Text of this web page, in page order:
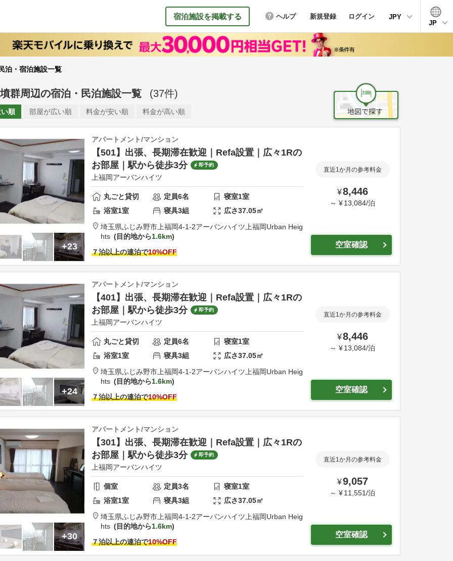
宿泊施設を掲載する ヘルプ 新規登録 ログイン
JPY
JP
泊・宿泊施設一覧
群周辺の宿泊・民泊施設一覧 (37件)
順 部屋が広い順 料金が安い順 料金が高い順
+23
アパートメント/マンション
【501】出張、長期滞在歓迎｜Refa設置｜広々1Rの
お部屋｜駅から徒歩3分
即予約
上福岡アーバンハイツ
丸ごと貸切 定員6名 寝室1室
浴室1室 寝具3組 広さ37.05㎡
埼玉県ふじみ野市 上福岡4-1-2アーバンハイツ上福岡Urban Heig
hts
目的地から1.6km
７泊以上の連泊で10%OFF
直近1か月の参考料金
¥8,446
～ ¥ 13,084/泊
空室確認
+24
アパートメント/マンション
【401】出張、長期滞在歓迎｜Refa設置｜広々1Rの
お部屋｜駅から徒歩3分
即予約
上福岡アーバンハイツ
丸ごと貸切 定員6名 寝室1室
浴室1室 寝具3組 広さ37.05㎡
埼玉県ふじみ野市 上福岡4-1-2アーバンハイツ上福岡Urban Heig
hts
目的地から1.6km
７泊以上の連泊で10%OFF
直近1か月の参考料金
¥8,446
～ ¥ 13,084/泊
空室確認
+30
アパートメント/マンション
【301】出張、長期滞在歓迎｜Refa設置｜広々1Rの
お部屋｜駅から徒歩3分
即予約
上福岡アーバンハイツ
個室 定員3名 寝室1室
浴室1室 寝具3組 広さ37.05㎡
埼玉県ふじみ野市 上福岡4-1-2アーバンハイツ上福岡Urban Heig
hts
目的地から1.6km
７泊以上の連泊で10%OFF
直近1か月の参考料金
¥9,057
～ ¥ 11,551/泊
空室確認